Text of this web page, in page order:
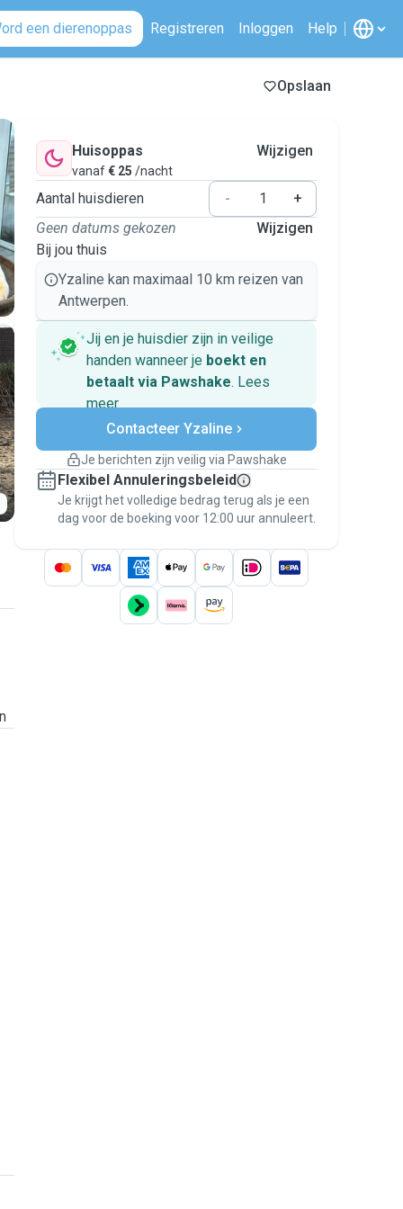
een dierenoppas Registreren Inloggen Help
Opslaan
Huisoppas
vanaf€ 25 /nacht
Wijzigen
Aantal huisdieren -
+
Geen datums gekozen
Bij jou thuis
Wijzigen
Yzaline kan maximaal 10 km reizen van
Antwerpen.
Jij en je huisdier zijn in veilige
handen wanneer je boekt en
betaalt via Pawshake. Lees
meer
Veilig betalen
Hulp als plannen veranderen
Regel alles via Pawshake — van eerste
bericht tot betaling — en geniet van de
Pawshake Garantie.
Contacteer Yzaline
Je berichten zijn veilig via Pawshake
Flexibel Annuleringsbeleid
Je krijgt het volledige bedrag terug als je een
dag voor de boeking voor 12:00 uur annuleert.